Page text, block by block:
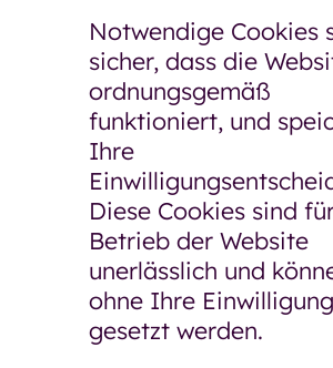
Notwendige Cookies
sicher, dass die
ordnungsgemäß
funktioniert, und
Ihre
Diese Cookies sind
Betrieb der Website
unerlässlich und
ohne Ihre Einwilligung
gesetzt werden.